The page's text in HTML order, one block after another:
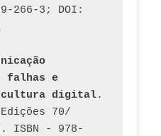
266-3; DOI:
falhas e
cultura digital.
70/
ISBN - 978-